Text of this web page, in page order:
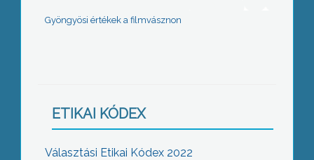
Gyöngyösi értékek a filmvásznon
ETIKAI KÓDEX
Választási Etikai Kódex 2022